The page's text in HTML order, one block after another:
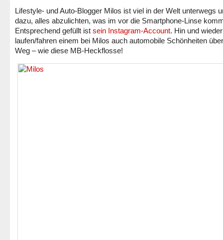
Lifestyle- und Auto-Blogger Milos ist viel in der Welt unterwegs
dazu, alles abzulichten, was im vor die Smartphone-Linse
Entsprechend gefüllt ist sein Instagram-Account. Hin und wieder
laufen/fahren einem bei Milos auch automobile Schönheiten
Weg – wie diese MB-Heckflosse!